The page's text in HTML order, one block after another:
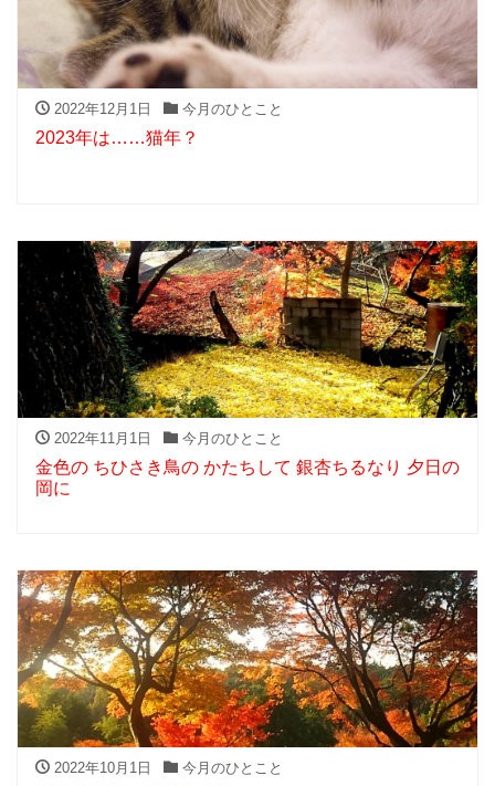
2022年12月1日 今月のひとこと
2023年は……猫年？
2022年11月1日 今月のひとこと
金色の ちひさき鳥の かたちして 銀杏ちるなり 夕日の
岡に
2022年10月1日 今月のひとこと